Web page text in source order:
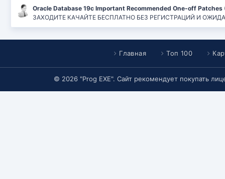
Oracle Database 19c Important Recommended One-off Patches
ЗАХОДИТЕ КАЧАЙТЕ БЕСПЛАТНО БЕЗ РЕГИСТРАЦИЙ И
Главная Топ 100
© 2026 "Prog EXE". Сайт рекомендует покупать